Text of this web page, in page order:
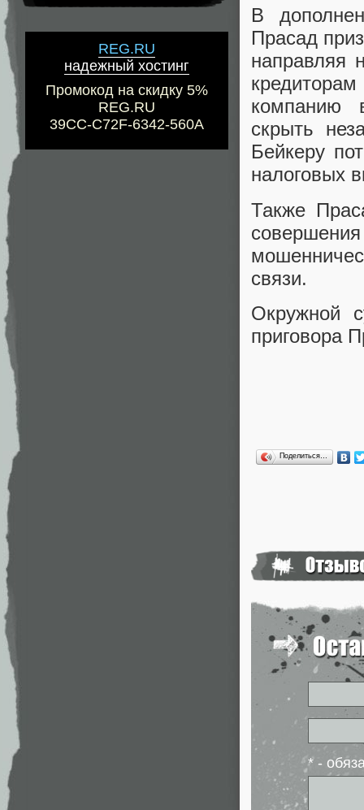
REG.RU
надежный хостинг
Промокод на скидку 5%
REG.RU
39CC-C72F-6342-560A
В
Прасад
направляя
компанию
скрыть
Бейкеру
налоговых
Также
связи.
Окружной
приговора
Поделиться…
* -